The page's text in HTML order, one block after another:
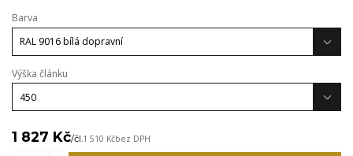
Barva
Výška článku
1 827 Kč/čl.1 510 Kčbez DPH